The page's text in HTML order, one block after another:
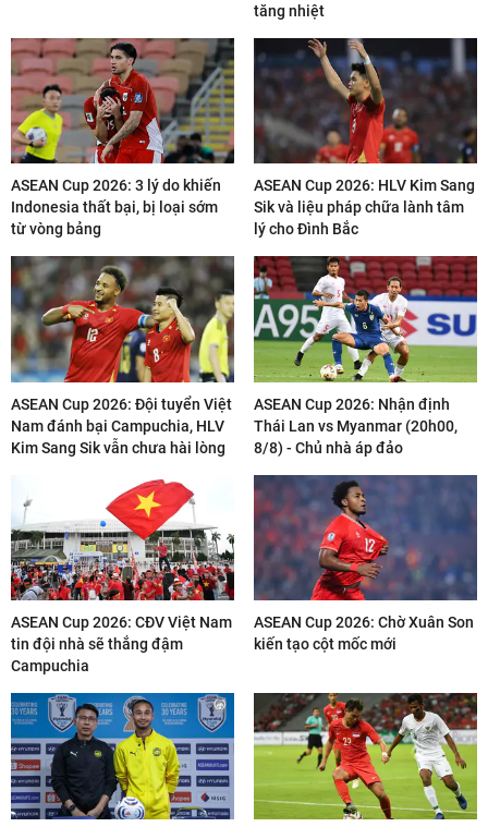
tăng nhiệt
ASEAN Cup 2026: 3 lý do khiến
Indonesia thất bại, bị loại sớm
từ vòng bảng
ASEAN Cup 2026: HLV Kim Sang
Sik và liệu pháp chữa lành tâm
lý cho Đình Bắc
ASEAN Cup 2026: Đội tuyển Việt
Nam đánh bại Campuchia, HLV
Kim Sang Sik vẫn chưa hài lòng
ASEAN Cup 2026: Nhận định
Thái Lan vs Myanmar (20h00,
8/8) - Chủ nhà áp đảo
ASEAN Cup 2026: CĐV Việt Nam
tin đội nhà sẽ thắng đậm
Campuchia
ASEAN Cup 2026: Chờ Xuân Son
kiến tạo cột mốc mới